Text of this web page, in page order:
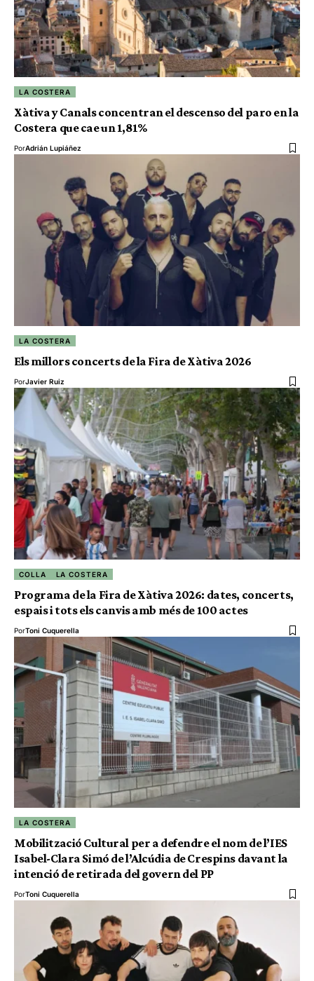
LA COSTERA
Xàtiva y Canals concentran el descenso del paro en la
Costera que cae un 1,81%
PorAdrián Lupiáñez
LA COSTERA
Els millors concerts de la Fira de Xàtiva 2026
PorJavier Ruiz
COLLA LA COSTERA
Programa de la Fira de Xàtiva 2026: dates, concerts,
espais i tots els canvis amb més de 100 actes
PorToni Cuquerella
LA COSTERA
Mobilització Cultural per a defendre el nom de l’IES
Isabel-Clara Simó de l’Alcúdia de Crespins davant la
intenció de retirada del govern del PP
PorToni Cuquerella